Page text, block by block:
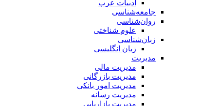
ادبیات عرب
جامعه‌شناسی
روان‌شناسی
علوم شناختی
زبان‌شناسی
زبان انگلیسی
مدیریت
مدیریت مالی
مدیریت بازرگانی
مدیریت امور بانکی
مدیریت رسانه
مدیریت بازاریابی